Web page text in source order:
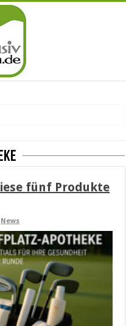
fünf Produkte
News